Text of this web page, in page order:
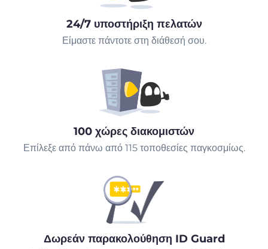
24/7 υποστήριξη πελατών
Είμαστε πάντοτε στη διάθεσή σου.
100 χώρες διακομιστών
Επίλεξε από πάνω από 115 τοποθεσίες παγκοσμίως.
Δωρεάν παρακολούθηση ID Guard